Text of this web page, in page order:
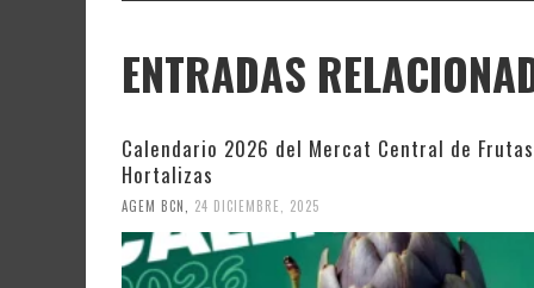
ENTRADAS
Calendario 2026 del Mercat Central de
Hortalizas
AGEM BCN 24 DICIEMBRE, 2025